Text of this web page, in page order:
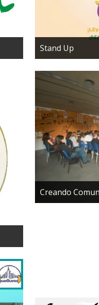
Stand Up
Creando